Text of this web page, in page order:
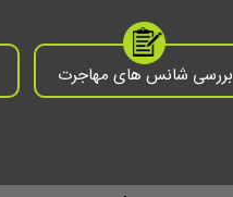
بررسی شانس های مهاجرت